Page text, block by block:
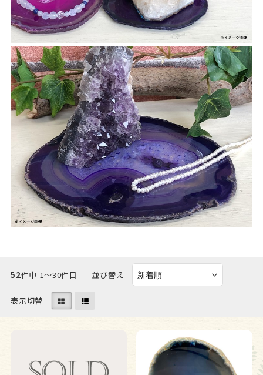
52件中 1〜30件目 並び替え
表示切替